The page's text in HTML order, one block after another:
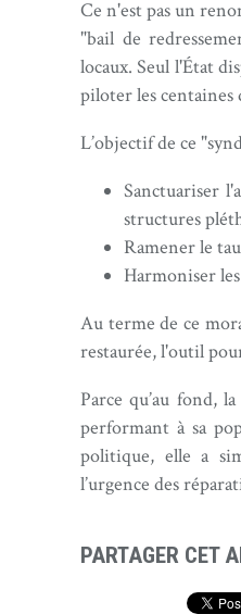
Ce n'est pas un
"bail de
locaux. Seul l'État
piloter les centaines
L’objectif de ce
Sanctuariser
structures
Ramener le
Harmoniser
Au terme de ce
restaurée, l'outil
Parce qu’au fond,
performant à sa
politique, elle a
l’urgence des
PARTAGER CET